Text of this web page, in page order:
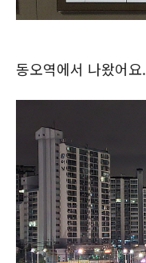
동오역에서 나왔어요.